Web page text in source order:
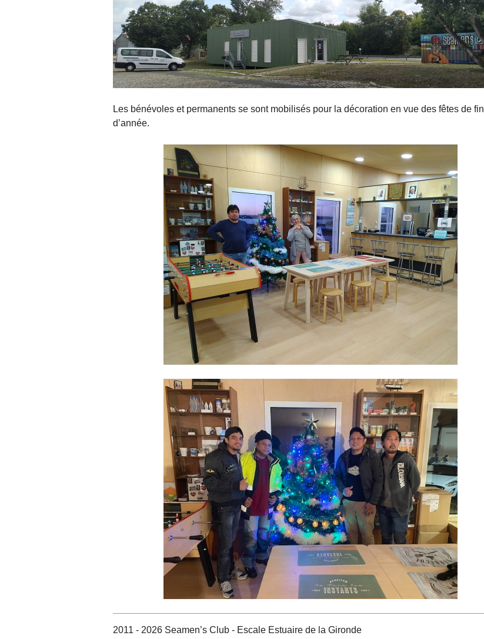
Les bénévoles et permanents se sont mobilisés pour la décoration en vue des fêtes de fin
d’année.
2011 - 2026 Seamen’s Club - Escale Estuaire de la Gironde